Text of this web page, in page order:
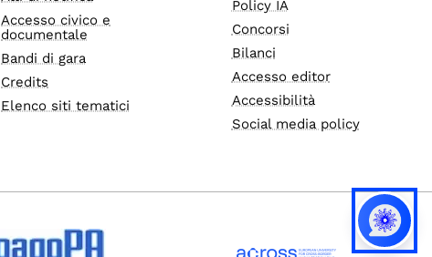
Accesso civico e
documentale
Bandi di gara
Credits
Elenco siti tematici
Policy IA
Concorsi
Bilanci
Accesso editor
Accessibilità
Social media policy